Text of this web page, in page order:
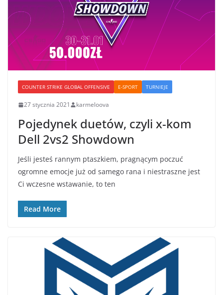
COUNTER STRIKE GLOBAL OFFENSIVE E-SPORT TURNIEJE
27 stycznia 2021 karmeloova
Pojedynek duetów, czyli x-kom
Dell 2vs2 Showdown
Jeśli jesteś rannym ptaszkiem, pragnącym poczuć
ogromne emocje już od samego rana i niestraszne jest
Ci wczesne wstawanie, to ten
Read More